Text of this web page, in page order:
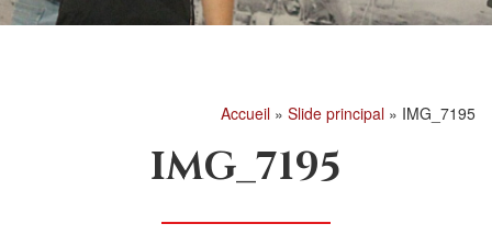
Accueil » Slide principal » IMG_7195
IMG_7195